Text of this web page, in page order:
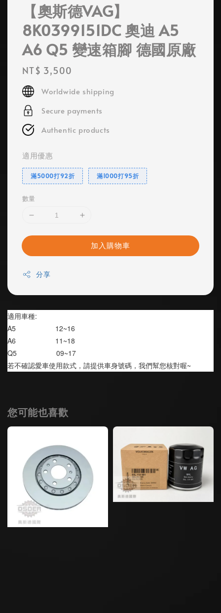
【奧斯德VAG】
8K0399151DC 奧迪 A5
A6 Q5 變速箱腳 德國原廠
Regular
price
NT$ 3,500
Worldwide shipping
Secure payments
Authentic products
適用優惠
滿5000打92折 滿1000打95折
數量
加入購物車
分享
適用車種:
A5                    12~16
A6                    11~18
Q5                    09~17
若不確認愛車使用款式，請提供車身號碼，我們幫您核對喔~
您可能也喜歡